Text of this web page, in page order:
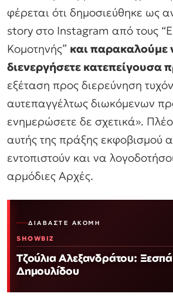
φέρεται ότι δημοσιεύθηκε ως
story στο Instagram από τους
Κομοτηνής” και παρακαλούμε
διενεργήσετε κατεπείγουσα
εξέταση προς διερεύνηση τυχόν
αυτεπαγγέλτως διωκόμενων
ενημερώσετε δε σχετικά».
αυτής της πράξης εκφοβισμού
εντοπιστούν και να
αρμόδιες Αρχές.
ΔΙΑΒΆΣΤΕ ΑΚΌΜΗ
SHOWBIZ
Τζούλια Αλεξανδράτου:
Δημουλίδου